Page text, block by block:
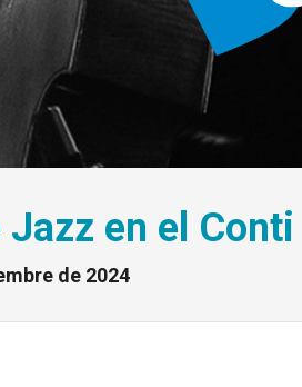
en el Conti
de 2024